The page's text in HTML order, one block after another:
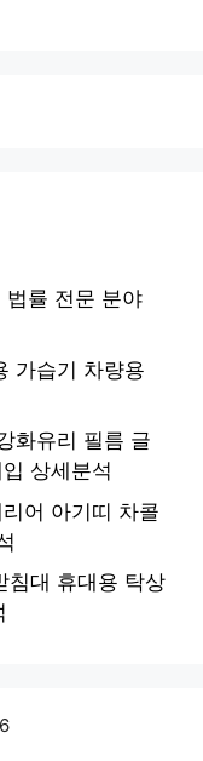
법률 전문 분야
가습기 차량용
화유리 필름 글
상세분석
어 아기띠 차콜
침대 휴대용 탁상